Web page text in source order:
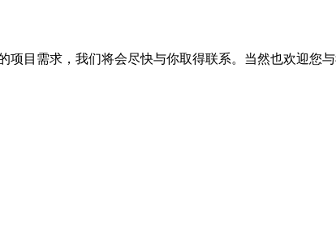
目需求，我们将会尽快与你取得联系。当然也欢迎您